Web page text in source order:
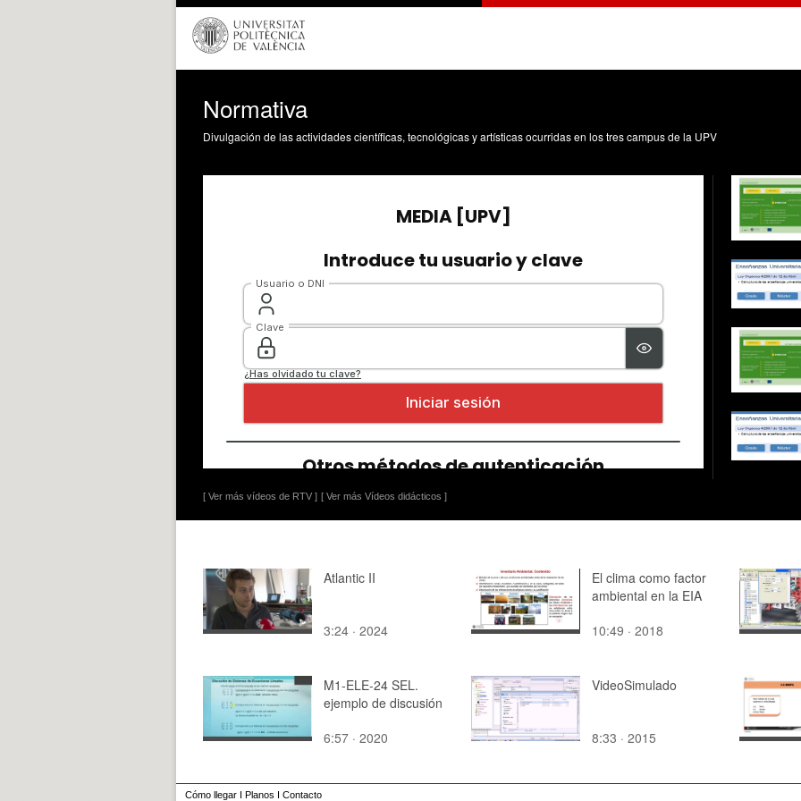
Normativa
Divulgación de las actividades científicas, tecnológicas y artísticas ocurridas en los tres campus de la UPV
[ Ver más vídeos de RTV ] [ Ver más Vídeos didácticos ]
Atlantic II
3:24 · 2024
El clima como factor
ambiental en la EIA
10:49 · 2018
M1-ELE-24 SEL.
ejemplo de discusión
6:57 · 2020
VideoSimulado
8:33 · 2015
Cómo llegar I Planos I Contacto